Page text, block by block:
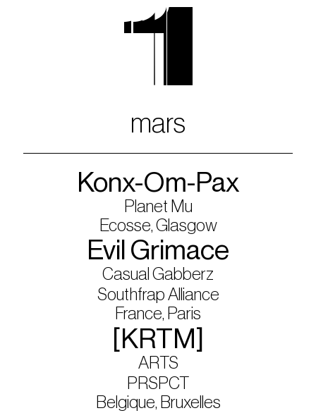
1
mars
Konx-Om-Pax
Planet Mu
Ecosse, Glasgow
Evil Grimace
Casual Gabberz
Southfrap Alliance
France, Paris
[KRTM]
ARTS
PRSPCT
Belgique, Bruxelles